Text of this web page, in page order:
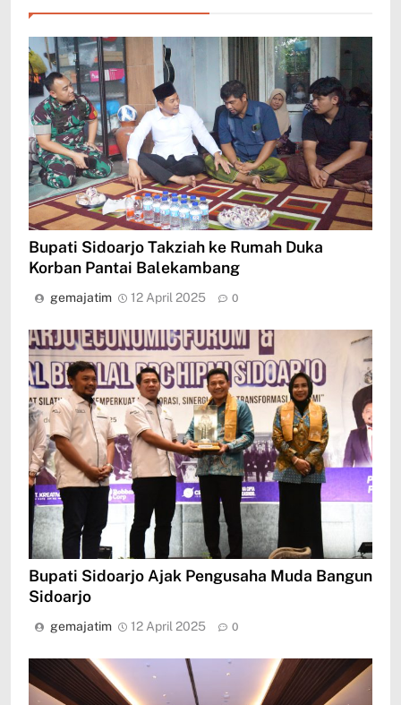
Bupati Sidoarjo Takziah ke Rumah Duka
Korban Pantai Balekambang
gemajatim 12 April 2025 0
Bupati Sidoarjo Ajak Pengusaha Muda Bangun
Sidoarjo
gemajatim 12 April 2025 0